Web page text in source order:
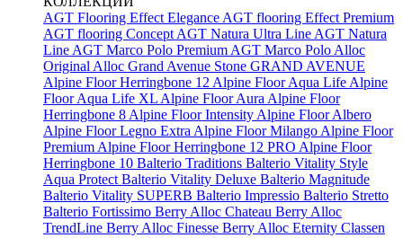
AGT Flooring Effect Elegance AGT flooring Effect Premium
AGT flooring Concept AGT Natura Ultra Line AGT Natura
Line AGT Marco Polo Premium AGT Marco Polo Alloc
Original Alloc Grand Avenue Stone GRAND AVENUE
Alpine Floor Herringbone 12 Alpine Floor Aqua Life Alpine
Floor Aqua Life XL Alpine Floor Aura Alpine Floor
Herringbone 8 Alpine Floor Intensity Alpine Floor Albero
Alpine Floor Legno Extra Alpine Floor Milango Alpine Floor
Premium Alpine Floor Herringbone 12 PRO Alpine Floor
Herringbone 10 Balterio Traditions Balterio Vitality Style
Aqua Protect Balterio Vitality Deluxe Balterio Magnitude
Balterio Vitality SUPERB Balterio Impressio Balterio Stretto
Balterio Fortissimo Berry Alloc Chateau Berry Alloc
TrendLine Berry Alloc Finesse Berry Alloc Eternity Classen